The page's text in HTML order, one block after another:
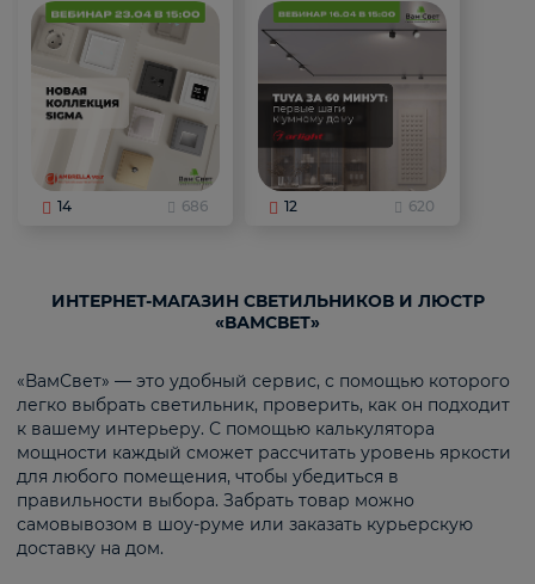
14 686 12 620
ИНТЕРНЕТ-МАГАЗИН СВЕТИЛЬНИКОВ И ЛЮСТР
«ВАМСВЕТ»
«ВамСвет» — это удобный сервис, с помощью которого
легко выбрать светильник, проверить, как он подходит
к вашему интерьеру. С помощью калькулятора
мощности каждый сможет рассчитать уровень яркости
для любого помещения, чтобы убедиться в
правильности выбора. Забрать товар можно
самовывозом в шоу-руме или заказать курьерскую
доставку на дом.